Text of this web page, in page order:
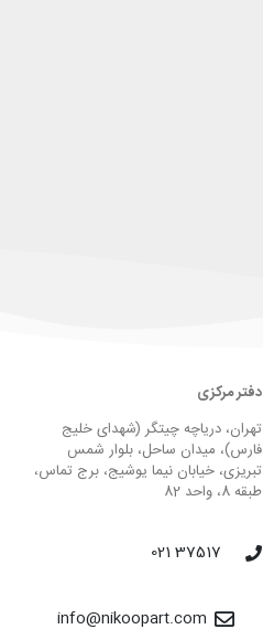
دفتر مرکزی
تهران، دریاچه چیتگر (شهدای خلیج
فارس)، میدان ساحل، بلوار شمس
تبریزی، خیابان نیما یوشیج، برج تماس،
طبقه 8، واحد 82
37517 021
info@nikoopart.com